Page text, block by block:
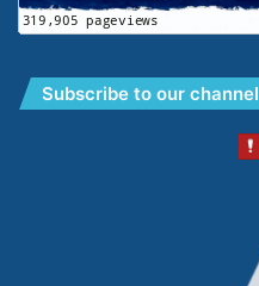
Subscribe to our channel